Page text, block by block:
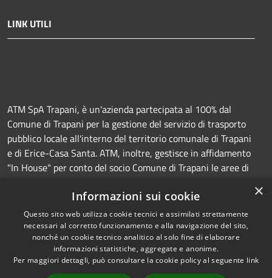
LINK UTILI
ATM SpA Trapani, è un'azienda partecipata al 100% dal
Comune di Trapani per la gestione del servizio di trasporto
pubblico locale all'interno del territorio comunale di Trapani
e di Erice-Casa Santa. ATM, inoltre, gestisce in affidamento
"In House" per conto del socio Comune di Trapani le aree di
manutenzione della segnaletica orizzontale e verticale.
RSS
Accessibilità
Copyright © 2026 • Azienda
Trasporti e Mobilità • Powered
×
Informazioni sui cookie
Questo sito web utilizza cookie tecnici e assimilati strettamente
necessari al corretto funzionamento e alla navigazione del sito,
nonché un cookie tecnico analitico al solo fine di elaborare
informazioni statistiche, aggregate e anonime.
Per maggiori dettagli, può consultare la cookie policy al seguente link